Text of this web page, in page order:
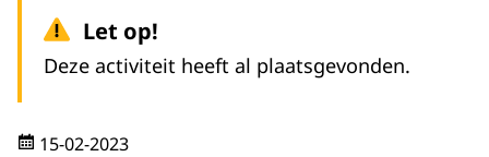
Let op!
Deze activiteit heeft al plaatsgevonden.
15-02-2023